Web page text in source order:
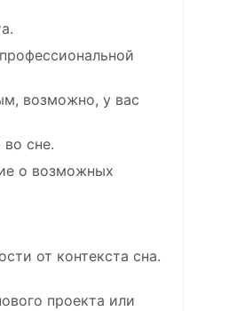
возможно, у вас
сне.
о возможных
от контекста сна.
проекта или